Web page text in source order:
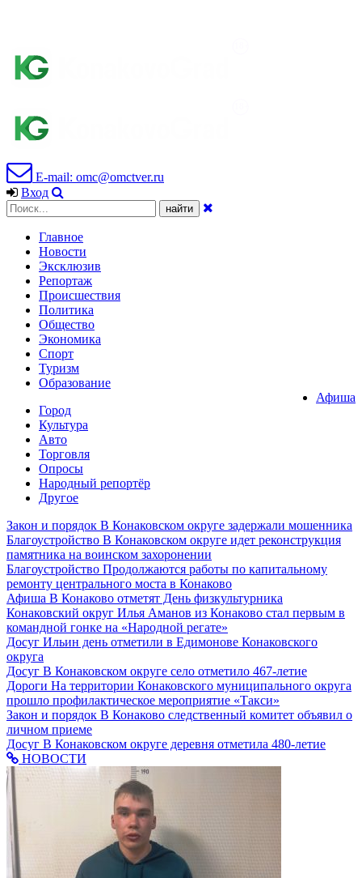
E-mail: omc@omctver.ru
Вход
Главное
Новости
Эксклюзив
Репортаж
Происшествия
Политика
Общество
Экономика
Спорт
Туризм
Образование
Афиша
Город
Культура
Авто
Торговля
Опросы
Народный репортёр
Другое
Закон и порядок В Конаковском округе задержали мошенника
Благоустройство В Конаковском округе идет реконструкция
памятника на воинском захоронении
Благоустройство Продолжаются работы по капитальному
ремонту центрального моста в Конаково
Афиша В Конаково отметят День физкультурника
Конаковский округ Илья Аманов из Конаково стал первым в
командной гонке на «Народной регате»
Досуг Ильин день отметили в Едимонове Конаковского
округа
Досуг В Конаковском округе село отметило 467-летие
Дороги На территории Конаковского муниципального округа
прошло профилактическое мероприятие «Такси»
Закон и порядок В Конаково следственный комитет объявил о
личном приеме
Досуг В Конаковском округе деревня отметила 480-летие
НОВОСТИ